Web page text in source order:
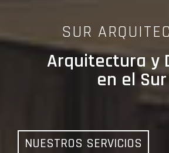
SUR
Arquitectura y
en el Sur
NUESTROS SERVICIOS